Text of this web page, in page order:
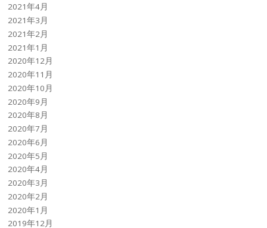
2021年4月
2021年3月
2021年2月
2021年1月
2020年12月
2020年11月
2020年10月
2020年9月
2020年8月
2020年7月
2020年6月
2020年5月
2020年4月
2020年3月
2020年2月
2020年1月
2019年12月